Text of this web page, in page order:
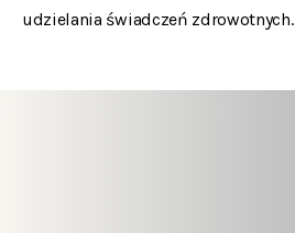
udzielania świadczeń zdrowotnych.